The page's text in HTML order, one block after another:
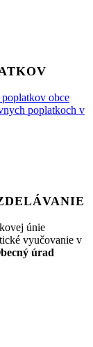
obce
poplatkoch v
únie
vyučovanie v
úrad